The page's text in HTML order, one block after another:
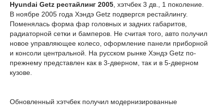
Hyundai Getz рестайлинг 2005, хэтчбек 3 дв., 1 поколение.
В ноябре 2005 года Хэндэ Getz подвергся рестайлингу.
Поменялась форма фар головных и задних габаритов,
радиаторной сетки и бамперов. Не считая того, авто получил
новое управляющее колесо, оформление панели приборной
и консоли центральной. На русском рынке Хэндэ Getz по-
прежнему представлен как в 3-дверном, так и в 5-дверном
кузове.
Обновленный хэтчбек получил модернизированные